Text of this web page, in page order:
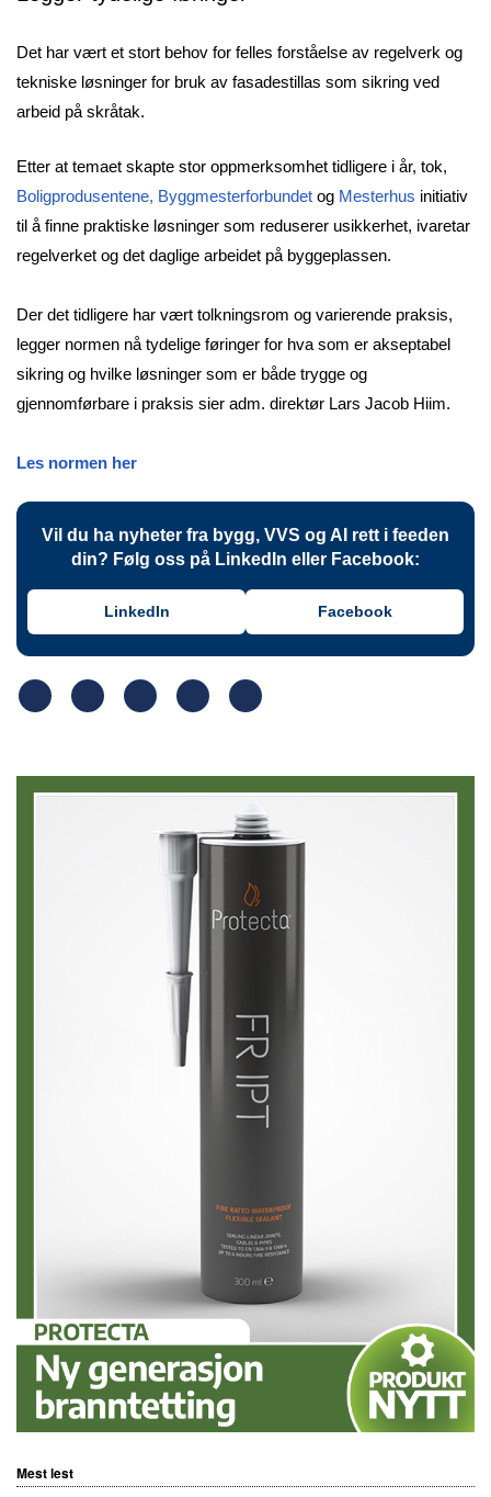
Det har vært et stort behov for felles forståelse av regelverk og
tekniske løsninger for bruk av fasadestillas som sikring ved
arbeid på skråtak.
Etter at temaet skapte stor oppmerksomhet tidligere i år, tok,
Boligprodusentene, Byggmesterforbundet og Mesterhus initiativ
til å finne praktiske løsninger som reduserer usikkerhet, ivaretar
regelverket og det daglige arbeidet på byggeplassen.
Der det tidligere har vært tolkningsrom og varierende praksis,
legger normen nå tydelige føringer for hva som er akseptabel
sikring og hvilke løsninger som er både trygge og
gjennomførbare i praksis sier adm. direktør Lars Jacob Hiim.
Les normen her
Vil du ha nyheter fra bygg, VVS og AI rett i feeden
din? Følg oss på LinkedIn eller Facebook:
LinkedIn Facebook
Mest lest